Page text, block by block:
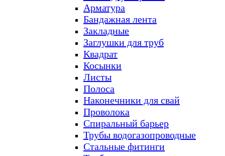
Арматура
Бандажная лента
Закладные
Заглушки для труб
Квадрат
Косынки
Листы
Полоса
Наконечники для свай
Проволока
Спиральный барьер
Трубы водогазопроводные
Стальные фитинги